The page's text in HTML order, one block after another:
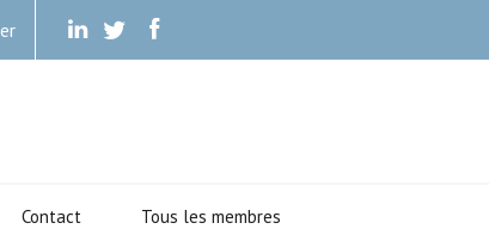
. . .
Contact Tous les membres